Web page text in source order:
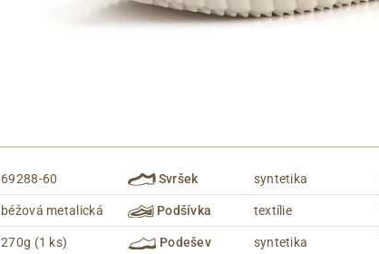
69288-60
béžová metalická
270g (1 ks)
Svršek syntetika
Podšívka textílie
Podešev syntetika